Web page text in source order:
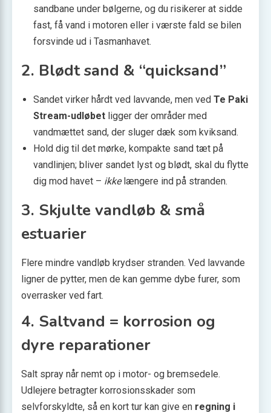
sandbane under bølgerne, og du risikerer at sidde
fast, få vand i motoren eller i værste fald se bilen
forsvinde ud i Tasmanhavet.
2. Blødt sand & “quicksand”
Sandet virker hårdt ved lavvande, men ved Te Paki
Stream-udløbet ligger der områder med
vandmættet sand, der sluger dæk som kviksand.
Hold dig til det mørke, kompakte sand tæt på
vandlinjen; bliver sandet lyst og blødt, skal du flytte
dig mod havet – ikkelængere ind på stranden.
3. Skjulte vandløb & små
estuarier
Flere mindre vandløb krydser stranden. Ved lavvande
ligner de pytter, men de kan gemme dybe furer, som
overrasker ved fart.
4. Saltvand = korrosion og
dyre reparationer
Salt spray når nemt op i motor- og bremsedele.
Udlejere betragter korrosionsskader som
selvforskyldte, så en kort tur kan give en regning i